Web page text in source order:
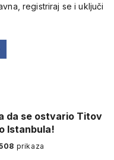
registriraj se i uključi
da se ostvario Titov
Istanbula!
prikaza